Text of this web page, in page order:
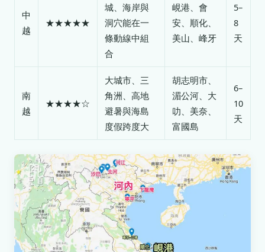
中
越
★★★★★
城、海岸與
洞穴能在一
條動線中組
合
峴港、會
安、順化、
美山、峰牙
5–
8
天
南
越
★★★★☆
大城市、三
角洲、高地
避暑與海島
度假跨度大
胡志明市、
湄公河、大
叻、美奈、
富國島
6–
10
天